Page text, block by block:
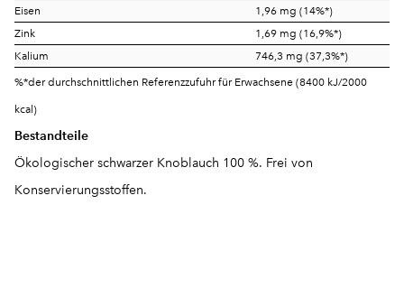
Eisen
1,96 mg (14%*)
Zink
1,69 mg (16,9%*)
Kalium
746,3 mg (37,3%*)
%*der durchschnittlichen Referenzzufuhr für Erwachsene (8400 kJ/2000
kcal)
Bestandteile
Ökologischer schwarzer Knoblauch 100 %. Frei von
Konservierungsstoffen.